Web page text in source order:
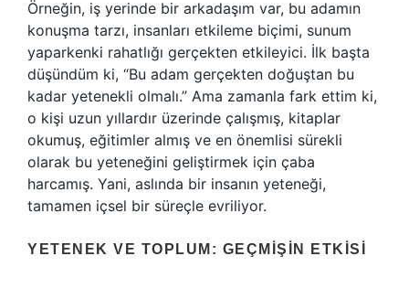
Örneğin, iş yerinde bir arkadaşım var, bu adamın
konuşma tarzı, insanları etkileme biçimi, sunum
yaparkenki rahatlığı gerçekten etkileyici. İlk başta
düşündüm ki, “Bu adam gerçekten doğuştan bu
kadar yetenekli olmalı.” Ama zamanla fark ettim ki,
o kişi uzun yıllardır üzerinde çalışmış, kitaplar
okumuş, eğitimler almış ve en önemlisi sürekli
olarak bu yeteneğini geliştirmek için çaba
harcamış. Yani, aslında bir insanın yeteneği,
tamamen içsel bir süreçle evriliyor.
YETENEK VE TOPLUM: GEÇMIŞIN ETKISI